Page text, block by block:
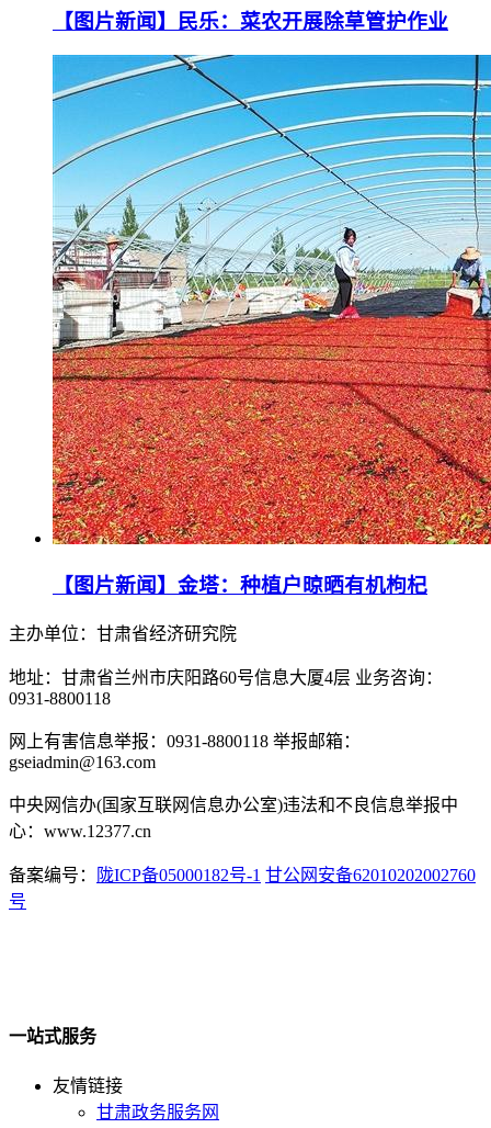
【图片新闻】民乐：菜农开展除草管护作业
【图片新闻】金塔：种植户晾晒有机枸杞
主办单位：甘肃省经济研究院
地址：甘肃省兰州市庆阳路60号信息大厦4层 业务咨询：
0931-8800118
网上有害信息举报：0931-8800118 举报邮箱：
gseiadmin@163.com
中央网信办(国家互联网信息办公室)违法和不良信息举报中
心：www.12377.cn
备案编号： 陇ICP备05000182号-1 甘公网安备62010202002760
号
一站式服务
友情链接
甘肃政务服务网